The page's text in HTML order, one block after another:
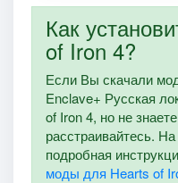
Как
of Iron 4?
Если Вы скачали
Enclave+ Русская
of Iron 4, но не
расстраивайтесь.
подробная
моды для Hearts of